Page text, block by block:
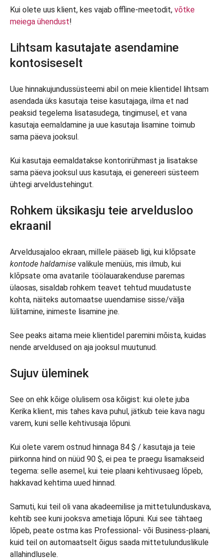
Kui olete uus klient, kes vajab offline-meetodit, võtke
meiega ühendust!
Lihtsam kasutajate asendamine
kontosiseselt
Uue hinnakujundussüsteemi abil on meie klientidel lihtsam
asendada üks kasutaja teise kasutajaga, ilma et nad
peaksid tegelema lisatasudega, tingimusel, et vana
kasutaja eemaldamine ja uue kasutaja lisamine toimub
sama päeva jooksul.
Kui kasutaja eemaldatakse kontorirühmast ja lisatakse
sama päeva jooksul uus kasutaja, ei genereeri süsteem
ühtegi arveldustehingut.
Rohkem üksikasju teie arveldusloo
ekraanil
Arveldusajaloo ekraan, millele pääseb ligi, kui klõpsate
kontode haldamise valikule menüüs, mis ilmub, kui
klõpsate oma avatarile töölauarakenduse paremas
ülaosas, sisaldab rohkem teavet tehtud muudatuste
kohta, näiteks automaatse uuendamise sisse/välja
lülitamine, inimeste lisamine jne.
See peaks aitama meie klientidel paremini mõista, kuidas
nende arveldused on aja jooksul muutunud.
Sujuv üleminek
See on ehk kõige olulisem osa kõigist: kui olete juba
Kerika klient, mis tahes kava puhul, jätkub teie kava nagu
varem, kuni selle kehtivusaja lõpuni.
Kui olete varem ostnud hinnaga 84 $ / kasutaja ja teie
piirkonna hind on nüüd 90 $, ei pea te praegu lisamakseid
tegema: selle asemel, kui teie plaani kehtivusaeg lõpeb,
hakkavad kehtima uued hinnad.
Samuti, kui teil oli vana akadeemilise ja mittetulunduskava,
kehtib see kuni jooksva ametiaja lõpuni. Kui see tähtaeg
lõpeb, peate ostma kas Professional- või Business-plaani,
kuid teil on automaatselt õigus saada mittetulunduslikule
allahindlusele.